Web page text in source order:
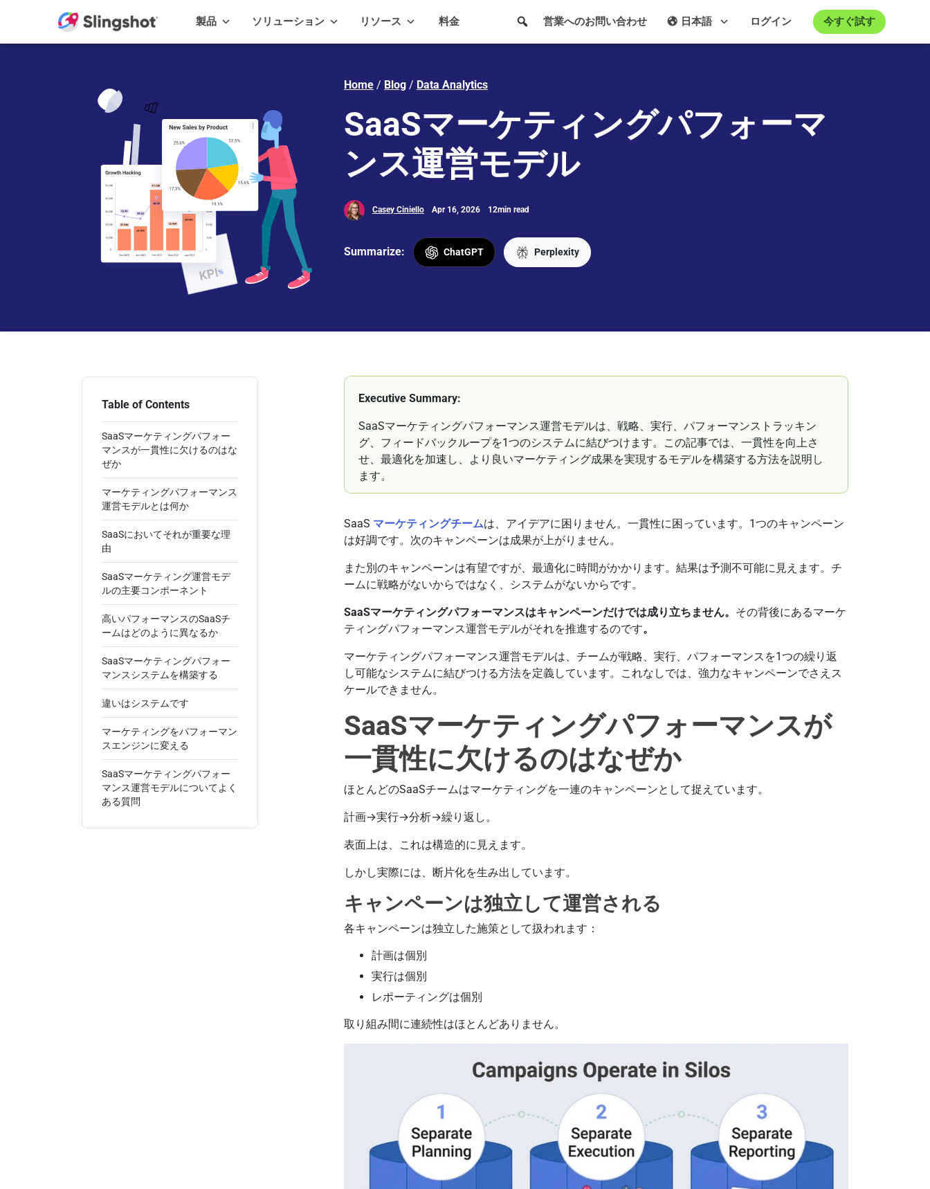
製品 ソリューション リソース 料金 今すぐ試す
ログイン
日本語
営業へのお問い合わせ
Home / Blog / Data Analytics
SaaSマーケティングパフォーマ
ンス運営モデル
Casey Ciniello Apr 16, 2026 12min read
Summarize: ChatGPT Perplexity
Table of Contents
SaaSマーケティングパフォー
マンスが一貫性に欠けるのはな
ぜか
マーケティングパフォーマンス
運営モデルとは何か
SaaSにおいてそれが重要な理
由
SaaSマーケティング運営モデ
ルの主要コンポーネント
高いパフォーマンスのSaaSチ
ームはどのように異なるか
SaaSマーケティングパフォー
マンスシステムを構築する
違いはシステムです
マーケティングをパフォーマン
スエンジンに変える
SaaSマーケティングパフォー
マンス運営モデルについてよく
ある質問
Executive Summary:
SaaSマーケティングパフォーマンス運営モデルは、戦略、実行、パフォーマンストラッキン
グ、フィードバックループを1つのシステムに結びつけます。この記事では、一貫性を向上さ
せ、最適化を加速し、より良いマーケティング成果を実現するモデルを構築する方法を説明し
ます。
SaaS マーケティングチームは、アイデアに困りません。一貫性に困っています。1つのキャンペーン
は好調です。次のキャンペーンは成果が上がりません。
また別のキャンペーンは有望ですが、最適化に時間がかかります。結果は予測不可能に見えます。チ
ームに戦略がないからではなく、システムがないからです。
SaaSマーケティングパフォーマンスはキャンペーンだけでは成り立ちません。 その背後にあるマーケ
ティングパフォーマンス運営モデルがそれを推進するのです。
マーケティングパフォーマンス運営モデルは、チームが戦略、実行、パフォーマンスを1つの繰り返
し可能なシステムに結びつける方法を定義しています。これなしでは、強力なキャンペーンでさえス
ケールできません。
SaaSマーケティングパフォーマンスが
一貫性に欠けるのはなぜか
ほとんどのSaaSチームはマーケティングを一連のキャンペーンとして捉えています。
計画→実行→分析→繰り返し。
表面上は、これは構造的に見えます。
しかし実際には、断片化を生み出しています。
キャンペーンは独立して運営される
各キャンペーンは独立した施策として扱われます：
計画は個別
実行は個別
レポーティングは個別
取り組み間に連続性はほとんどありません。